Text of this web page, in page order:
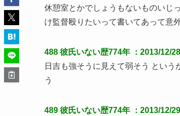
休憩室とかでしょうもないものいじ
け監督殴りたいって書いてあって意
488 彼氏いない歴774年
：2013/12/
日吉も強そうに見えて弱そう とい
う
489 彼氏いない歴774年
：2013/12/